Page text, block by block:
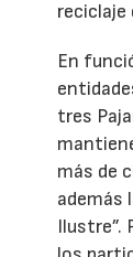
reciclaje
En
tres
más de
además
Ilustre”.